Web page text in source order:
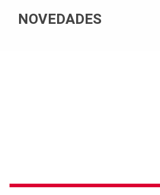
NOVEDADES